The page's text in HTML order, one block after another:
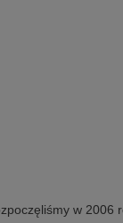
w